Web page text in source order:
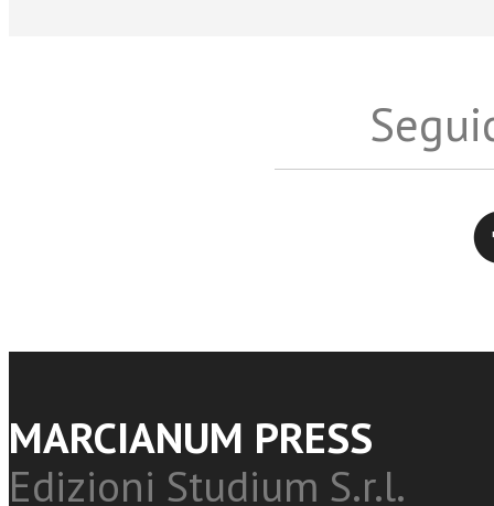
MARCIANUM PRESS
Edizioni Studium S.r.l.